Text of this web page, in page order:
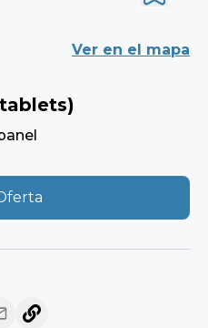
Ver en el mapa